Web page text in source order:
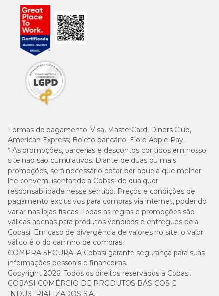
Navegue pelas opções disponíveis aqui no site ou
em nossas lojas físicas mais próximas de você e
encontre oremédio para alergia de pele em
gatos
rápido você iniciar o tratamento da dermatite, mais
fácil será lidar com os sintomas do seu gatinho!
Como prevenir dermatite em gatos?
possíveiscrises de dermatitenos felinos?
Para prevenir que o seu pet tenha dermatite, o ideal
é sempre manter o ambiente limpo, utilizar
produtos de limpeza que sejam hipoalergênicos para
evitar alergias, realizar o controle de pulgas e
carrapatos no gatinho de estimação e muito mais.
Agora que você já conheceu todas as características,
possíveis causas, sintomas e formas de tratamento
de dermatite em gato, ficou mais fácil lidar com a
situação, não acha? O remédio para dermatite de
gato é a melhor solução para amenizar as dores,
coceiras, escamação de pele e outros aspectos que
estejam deixando o seu felino tristinho.
Compre o medicamento correto e ajude o seu pet!
Formas de pagamento: Visa, MasterCard, Diners Club,
American Express; Boleto bancário; Elo e Apple Pay.
* As promoções, parcerias e descontos contidos em nosso
site não são cumulativos. Diante de duas ou mais
promoções, será necessário optar por aquela que melhor
lhe convém, isentando a Cobasi de qualquer
responsabilidade nesse sentido. Preços e condições de
pagamento exclusivos para compras via internet, podendo
variar nas lojas físicas. Todas as regras e promoções são
válidas apenas para produtos vendidos e entregues pela
Cobasi. Em caso de divergência de valores no site, o valor
válido é o do carrinho de compras.
COMPRA SEGURA. A Cobasi garante segurança para suas
informações pessoais e financeiras.
Copyright 2026. Todos os direitos reservados à Cobasi.
COBASI COMÉRCIO DE PRODUTOS BÁSICOS E
INDUSTRIALIZADOS S.A.